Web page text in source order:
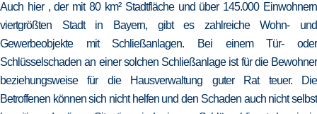
Auch hier , der mit 80 km² Stadtfläche und über 145.000 Einwohnern
viertgrößten Stadt in Bayern, gibt es zahlreiche Wohn- und
Gewerbeobjekte mit Schließanlagen. Bei einem Tür- oder
Schlüsselschaden an einer solchen Schließanlage ist für die Bewohner
beziehungsweise für die Hausverwaltung guter Rat teuer. Die
Betroffenen können sich nicht helfen und den Schaden auch nicht selbst